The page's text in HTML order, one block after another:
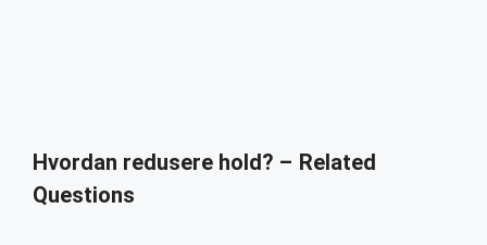
Hvordan redusere hold? – Related
Questions